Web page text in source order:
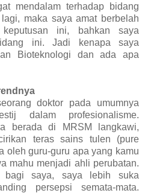
mendalam terhadap bidang
maka saya amat berbelah
ini, bahkan saya
ini. Jadi kenapa saya
Bioteknologi dan ada apa
doktor pada umumnya
dalam profesionalisme.
berada di MRSM langkawi,
teras sains tulen (pure
oleh guru-guru apa yang kamu
mahu menjadi ahli perubatan.
bagi saya, saya lebih suka
persepsi semata-mata.